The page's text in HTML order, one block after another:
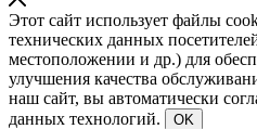
Этот сайт использует файлы
технических данных
местоположении и др.) для
улучшения качества
наш сайт, вы автоматически
данных технологий.
OK